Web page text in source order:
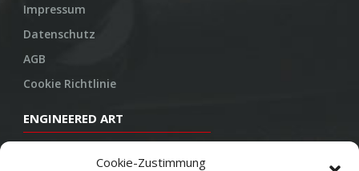
Cookie-Zustimmung
Impressum
Datenschutz
AGB
Cookie Richtlinie
ENGINEERED ART